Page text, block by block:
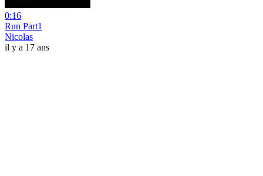
0:16
Run Part1
Nicolas
il y a 17 ans